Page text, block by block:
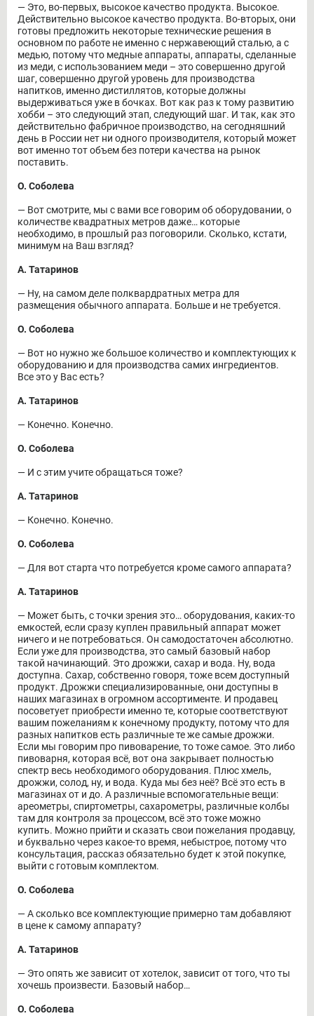
― Это, во-первых, высокое качество продукта. Высокое.
Действительно высокое качество продукта. Во-вторых, они
готовы предложить некоторые технические решения в
основном по работе не именно с нержавеющий сталью, а с
медью, потому что медные аппараты, аппараты, сделанные
из меди, с использованием меди – это совершенно другой
шаг, совершенно другой уровень для производства
напитков, именно дистиллятов, которые должны
выдерживаться уже в бочках. Вот как раз к тому развитию
хобби – это следующий этап, следующий шаг. И так, как это
действительно фабричное производство, на сегодняшний
день в России нет ни одного производителя, который может
вот именно тот объем без потери качества на рынок
поставить.
О. Соболева
― Вот смотрите, мы с вами все говорим об оборудовании, о
количестве квадратных метров даже… которые
необходимо, в прошлый раз поговорили. Сколько, кстати,
минимум на Ваш взгляд?
А. Татаринов
― Ну, на самом деле полквардратных метра для
размещения обычного аппарата. Больше и не требуется.
О. Соболева
― Вот но нужно же большое количество и комплектующих к
оборудованию и для производства самих ингредиентов.
Все это у Вас есть?
А. Татаринов
― Конечно. Конечно.
О. Соболева
― И с этим учите обращаться тоже?
А. Татаринов
― Конечно. Конечно.
О. Соболева
― Для вот старта что потребуется кроме самого аппарата?
А. Татаринов
― Может быть, с точки зрения это… оборудования, каких-то
емкостей, если сразу куплен правильный аппарат может
ничего и не потребоваться. Он самодостаточен абсолютно.
Если уже для производства, это самый базовый набор
такой начинающий. Это дрожжи, сахар и вода. Ну, вода
доступна. Сахар, собственно говоря, тоже всем доступный
продукт. Дрожжи специализированные, они доступны в
наших магазинах в огромном ассортименте. И продавец
посоветует приобрести именно те, которые соответствуют
вашим пожеланиям к конечному продукту, потому что для
разных напитков есть различные те же самые дрожжи.
Если мы говорим про пивоварение, то тоже самое. Это либо
пивоварня, которая всё, вот она закрывает полностью
спектр весь необходимого оборудования. Плюс хмель,
дрожжи, солод, ну, и вода. Куда мы без неё? Всё это есть в
магазинах от и до. А различные вспомогательные вещи:
ареометры, спиртометры, сахарометры, различные колбы
там для контроля за процессом, всё это тоже можно
купить. Можно прийти и сказать свои пожелания продавцу,
и буквально через какое-то время, небыстрое, потому что
консультация, рассказ обязательно будет к этой покупке,
выйти с готовым комплектом.
О. Соболева
― А сколько все комплектующие примерно там добавляют
в цене к самому аппарату?
А. Татаринов
― Это опять же зависит от хотелок, зависит от того, что ты
хочешь произвести. Базовый набор…
О. Соболева